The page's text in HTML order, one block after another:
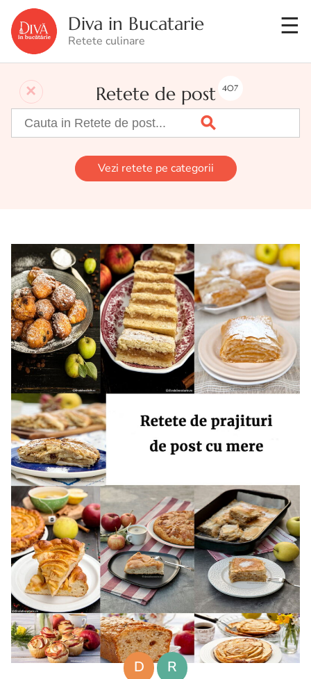
Diva in Bucatarie
Retete culinare
Retete de post 407
Vezi retete pe categorii
D
R